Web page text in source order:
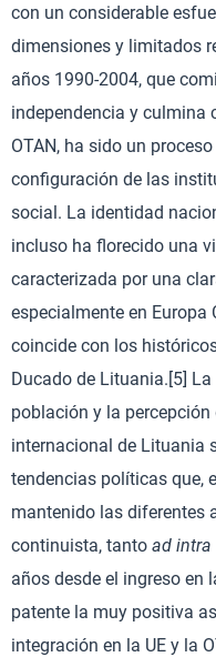
con un considerable
dimensiones y limitados
años 1990-2004, que
independencia y culmina
OTAN, ha sido un
configuración de las
social. La identidad
incluso ha florecido una
caracterizada por una
especialmente en Europa
coincide con los
Ducado de Lituania.[5]
población y la
internacional de Lituania
tendencias políticas que,
mantenido las diferentes
continuista, tanto ad intra
años desde el ingreso en
patente la muy positiva
integración en la UE y la